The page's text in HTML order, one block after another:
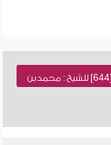
نسخة نصية للطباعة , فتاوى نور على الدرب [644] للشيخ : محمد بن